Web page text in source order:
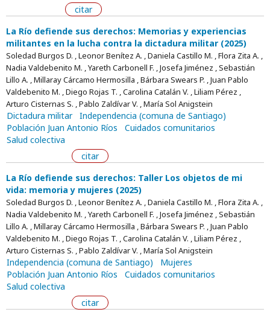
citar
La Río defiende sus derechos: Memorias y experiencias
militantes en la lucha contra la dictadura militar (2025)
Soledad Burgos D. , Leonor Benítez A. , Daniela Castillo M. , Flora Zita A. ,
Nadia Valdebenito M. , Yareth Carbonell F. , Josefa Jiménez , Sebastián
Lillo A. , Millaray Cárcamo Hermosilla , Bárbara Swears P. , Juan Pablo
Valdebenito M. , Diego Rojas T. , Carolina Catalán V. , Liliam Pérez ,
Arturo Cisternas S. , Pablo Zaldívar V. , María Sol Anigstein
Dictadura militar
Independencia (comuna de Santiago)
Población Juan Antonio Ríos
Cuidados comunitarios
Salud colectiva
citar
La Río defiende sus derechos: Taller Los objetos de mi
vida: memoria y mujeres (2025)
Soledad Burgos D. , Leonor Benítez A. , Daniela Castillo M. , Flora Zita A. ,
Nadia Valdebenito M. , Yareth Carbonell F. , Josefa Jiménez , Sebastián
Lillo A. , Millaray Cárcamo Hermosilla , Bárbara Swears P. , Juan Pablo
Valdebenito M. , Diego Rojas T. , Carolina Catalán V. , Liliam Pérez ,
Arturo Cisternas S. , Pablo Zaldívar V. , María Sol Anigstein
Independencia (comuna de Santiago)
Mujeres
Población Juan Antonio Ríos
Cuidados comunitarios
Salud colectiva
citar